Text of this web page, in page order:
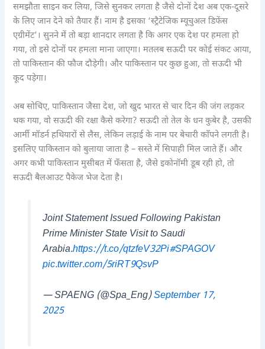
समझौता साइन कर लिया, जिसे सुनकर लगता है जैसे दोनों देश अब एक-दूसरे
के लिए जान देने को तैयार हैं। नाम है इसका ‘स्ट्रैटेजिक म्यूचुअल डिफेंस
एग्रीमेंट’। सुनने में तो बड़ा शानदार लगता है कि अगर एक देश पर हमला हो
गया, तो इसे दोनों पर हमला माना जाएगा। मतलब सऊदी पर कोई संकट आया,
तो पाकिस्तान की फौज दौड़ेगी। और पाकिस्तान पर कुछ हुआ, तो सऊदी भी
कूद पड़ेगा।
अब सोचिए, पाकिस्तान जैसा देश, जो खुद भारत से चार दिन की जंग लड़कर
थक गया, वो सऊदी की रक्षा कैसे करेगा? सऊदी तो तेल के धन कुबेर है, उसकी
आर्मी मॉडर्न हथियारों से लैस, लेकिन लड़ाई के नाम पर बेचारी काँपने लगती है।
इसलिए पाकिस्तान को बुलाया जाता है – सस्ते में सिपाही मिल जाते हैं। और
अगर कभी पाकिस्तान मुसीबत में फँसता है, जैसे इकोनॉमी डूब रही हो, तो
सऊदी बैलआउट पैकेज भेज देता है।
Joint Statement Issued Following Pakistan
Prime Minister State Visit to Saudi
Arabia.https://t.co/qtzfeV32Pi#SPAGOV
pic.twitter.com/5riRT9QsvP
— SPAENG (@Spa_Eng)September 17,
2025